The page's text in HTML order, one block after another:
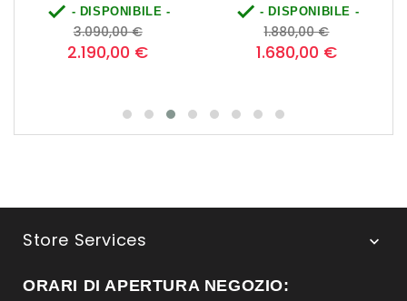
 - DISPONIBILE -
Prezzo
base
3.090,00 €Prezzo
2.190,00 €
 - DISPONIBILE -
Prezzo
base
1.880,00 €Prezzo
1.680,00 €
Store Services 
ORARI DI APERTURA NEGOZIO: